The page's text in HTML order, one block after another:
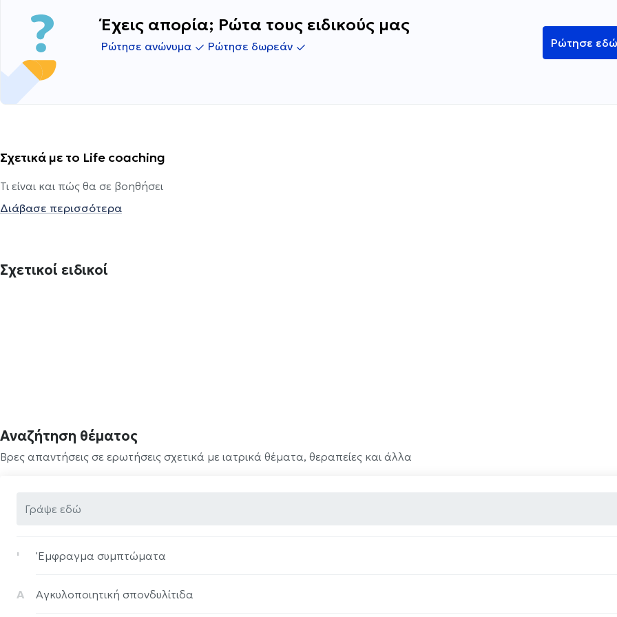
Έχεις απορία; Ρώτα τους ειδικούς μας
Ρώτησε ανώνυμα Ρώτησε δωρεάν Ρώτησε εδώ
Σχετικά με το Life coaching
Τι είναι και πώς θα σε βοηθήσει
Διάβασε περισσότερα
Σχετικοί ειδικοί
Αναζήτηση θέματος
Βρες απαντήσεις σε ερωτήσεις σχετικά με ιατρικά θέματα, θεραπείες και άλλα
' 'Eμφραγμα συμπτώματα
Α Αγκυλοποιητική σπονδυλίτιδα